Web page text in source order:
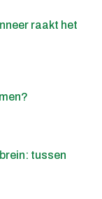
raakt het
tussen